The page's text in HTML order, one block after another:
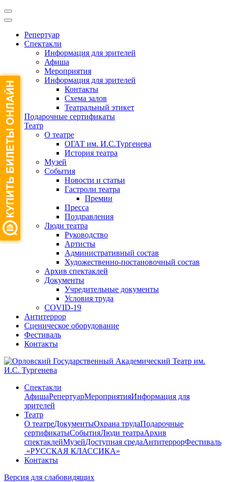
Репертуар
Спектакли
Информация для зрителей
Афиша
Мероприятия
Информация для зрителей
Контакты
Схема залов
Театральный этикет
Подарочные сертификаты
Театр
О театре
ОГАТ им. И.С.Тургенева
История театра
Музей
События
Новости и статьи
Гастроли театра
Премии
Пресса
Поздравления
Люди театра
Руководство
Артисты
Административный состав
Художественно-постановочный состав
Архив спектаклей
Документы
Учредительные документы
Условия труда
COVID-19
Антитеррор
Сценическое оборудование
Фестиваль
Контакты
Спектакли
АфишаРепертуарМероприятияИнформация для
зрителей
Театр
О театреДокументыОхрана трудаПодарочные
сертификатыСобытияЛюди театраАрхив
спектаклейМузейДоступная средаАнтитеррорФестиваль
​ «РУССКАЯ КЛАССИКА»
Контакты
Версия для слабовидящих